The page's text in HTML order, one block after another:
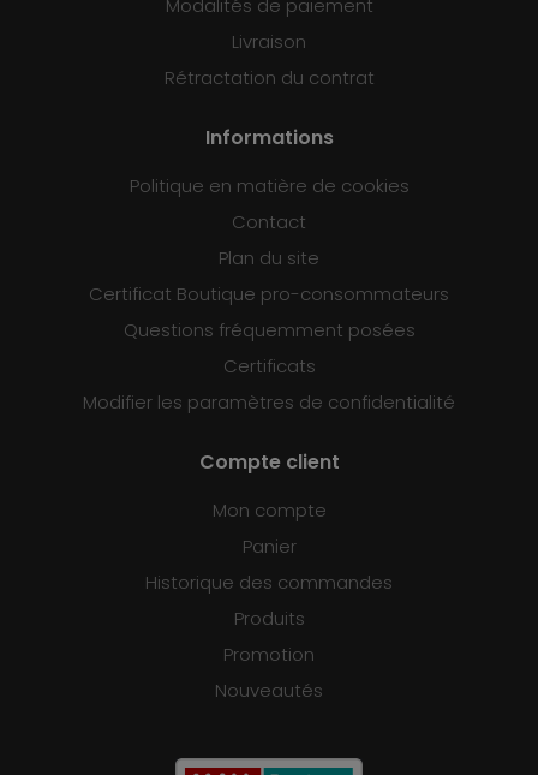
Modalités de paiement
Livraison
Rétractation du contrat
Informations
Politique en matière de cookies
Contact
Plan du site
Certificat Boutique pro-consommateurs
Questions fréquemment posées
Certificats
Modifier les paramètres de confidentialité
Compte client
Mon compte
Panier
Historique des commandes
Produits
Promotion
Nouveautés